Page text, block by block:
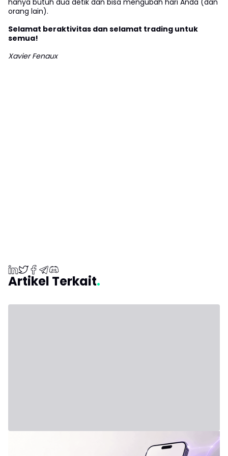
hanya butuh dua detik dan bisa mengubah hari Anda (dan
orang lain).
Selamat beraktivitas dan selamat trading untuk
semua!
Xavier Fenaux
Artikel Terkait